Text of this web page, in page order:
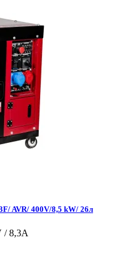
AVR/ 400V/8,5 kW/ 26л
/ 8,3A